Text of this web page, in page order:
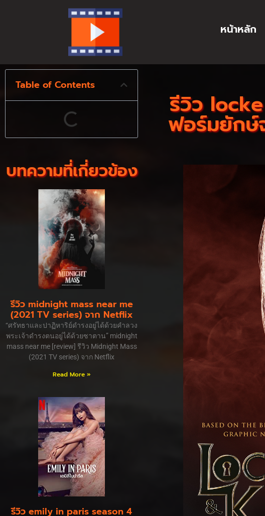
หน้าหลัก
Table of Contents
บทความที่เกี่ยวข้อง
รีวิว midnight mass near me
(2021 TV series) จาก Netflix
“ศรัทธาและปาฏิหาริย์ดำรงอยู่ได้ด้วยคำลวง
พระเจ้าดำรงตนอยู่ได้ด้วยซาตาน” midnight
mass near me [review] รีวิว Midnight Mass
(2021 TV series) จาก Netflix
Read More »
รีวิว emily in paris season 4
รีวิว
ฟอร์มยักษ์